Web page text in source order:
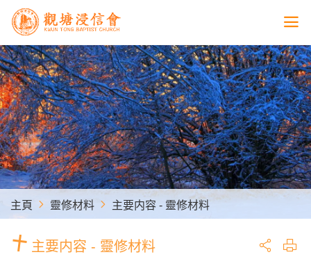
主頁 靈修材料 主要内容 - 靈修材料
主要内容 - 靈修材料